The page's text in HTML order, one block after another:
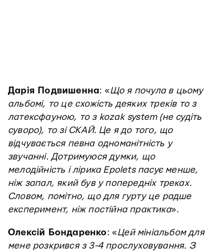
Дарія Подвишенна: «Що я почула в цьому
альбомі, то це схожість деяких треків то з
латексфауною, то з kozak system (не судіть
суворо), то зі СКАЙ. Це я до того, що
відчувається певна одноманітність у
звучанні. Дотримуюся думки, що
мелодійність і лірика Epolets пасує менше,
ніж запал, який був у попередніх треках.
Словом, помітно, що для гурту це радше
експеримент, ніж постійна практика».
Олексій Бондаренко: «Цей мініальбом для
мене розкрився з 3-4 прослуховування. З